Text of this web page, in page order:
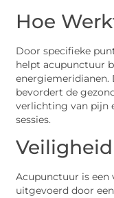
Hoe
Door specifieke
helpt acupunctuur
energiemeridianen.
bevordert de
verlichting van pijn
sessies.
Acupunctuur is een
uitgevoerd door